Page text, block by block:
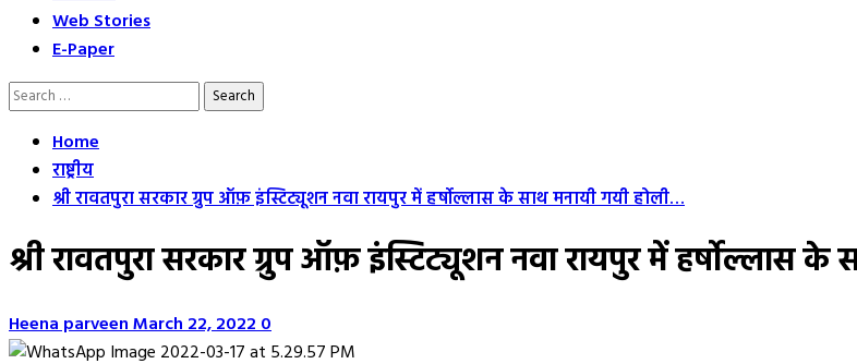
Web Stories
E-Paper
Search
Home
राष्ट्रीय
श्री रावतपुरा सरकार ग्रुप ऑफ़ इंस्टिट्यूशन नवा रायपुर में हर्षोल्लास के साथ मनायी गयी होली…
श्री रावतपुरा सरकार ग्रुप ऑफ़ इंस्टिट्यूशन नवा रायपुर में हर्षोल्लास के
Heena parveenMarch 22, 20220